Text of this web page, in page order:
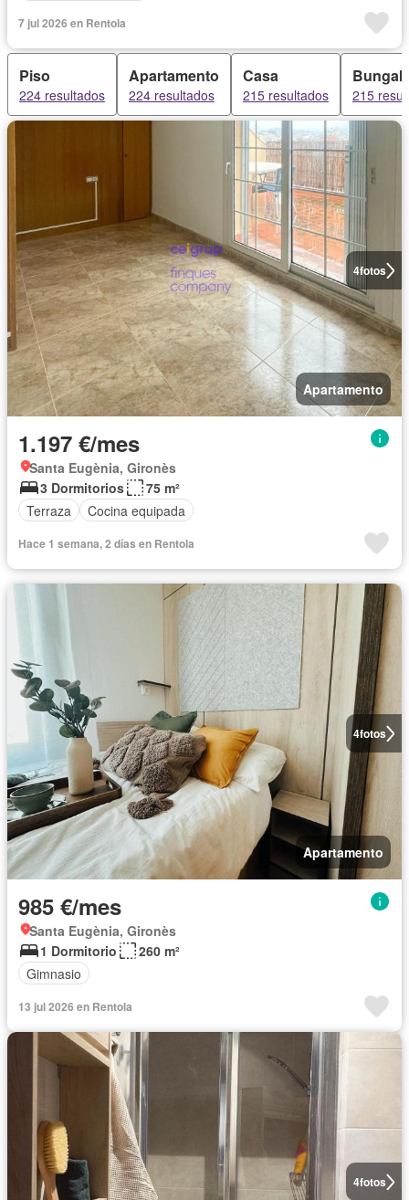
7 jul 2026 en Rentola
Piso
224 resultados
Apartamento
224 resultados
Casa
215 resultados 215
4fotos
Apartamento
1.197 €/mes
Santa Eugènia, Gironès
3 Dormitorios
75 m²
Terraza
Cocina equipada
Hace 1 semana, 2 días en Rentola
4fotos
Apartamento
985 €/mes
Santa Eugènia, Gironès
1 Dormitorio
260 m²
Gimnasio
13 jul 2026 en Rentola
4fotos